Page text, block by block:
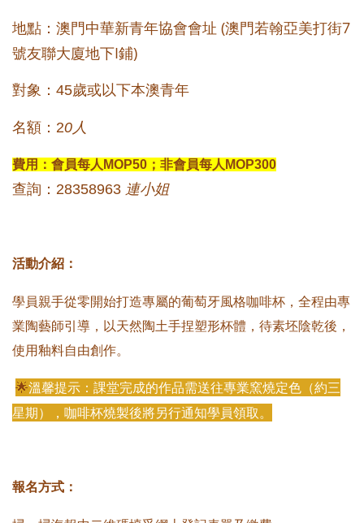
地點： 澳門中華新青年協會會址 (澳門若翰亞美打街7
號友聯大廈地下I鋪)
對象： 45歲或以下本澳青年
名額：20人
費用：會員每人MOP50 ；非會員每人MOP300
查詢： 28358963 連小姐
活動介紹：
學員親手從零開始打造專屬的葡萄牙風格咖啡杯，全程由專
業陶藝師引導，以天然陶土手捏塑形杯體，待素坯陰乾後，
使用釉料自由創作。
🌟溫馨提示：課堂完成的作品需送往專業窯燒定色（約三
星期），咖啡杯燒製後將另行通知學員領取。
報名方式：